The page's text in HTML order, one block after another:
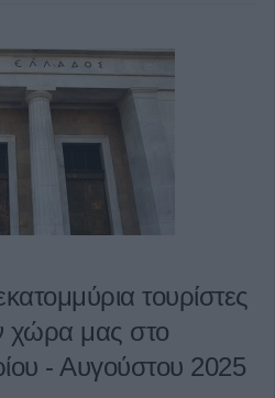
τουρίστες
χώρα μας στο
- Αυγούστου 2025